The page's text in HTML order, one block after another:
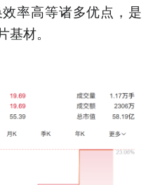
率高等诸多优点，是
材。